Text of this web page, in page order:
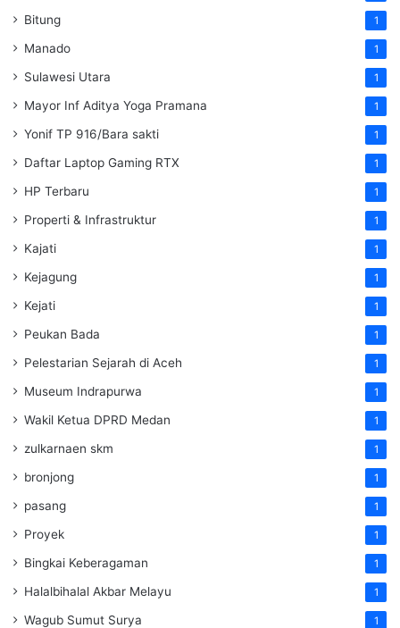
Bitung 1
Manado 1
Sulawesi Utara 1
Mayor Inf Aditya Yoga Pramana 1
Yonif TP 916/Bara sakti 1
Daftar Laptop Gaming RTX 1
HP Terbaru 1
Properti & Infrastruktur 1
Kajati 1
Kejagung 1
Kejati 1
Peukan Bada 1
Pelestarian Sejarah di Aceh 1
Museum Indrapurwa 1
Wakil Ketua DPRD Medan 1
zulkarnaen skm 1
bronjong 1
pasang 1
Proyek 1
Bingkai Keberagaman 1
Halalbihalal Akbar Melayu 1
Wagub Sumut Surya 1